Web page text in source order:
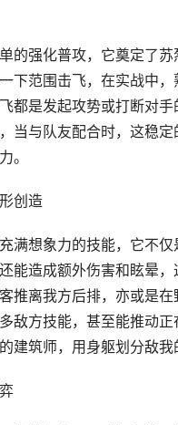
的强化普攻，它奠定了
下范围击飞，在实战中
都是发起攻势或打断对
当与队友配合时，这稳
。
创造
满想象力的技能，它不
能造成额外伤害和眩晕
推离我方后排，亦或是
敌方技能，甚至能推动
建筑师，用身躯划分敌我